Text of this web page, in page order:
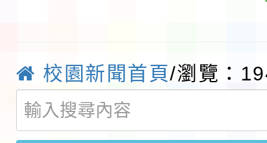
函轉國家通訊傳播委員
鎮韌性（防空）演習－
速演練執行計畫」
「115年金融知識線上
法」
本校115學年度第1學
校園新聞首頁/瀏覽：